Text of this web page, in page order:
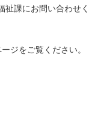
祉課にお問い合わせく
ジをご覧ください。